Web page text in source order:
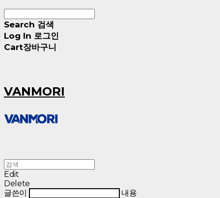
Search 검색
Log In 로그인
Cart장바구니
VANMORI
Edit
Delete
글쓴이
내용